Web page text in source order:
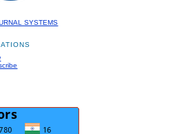
SYSTEMS